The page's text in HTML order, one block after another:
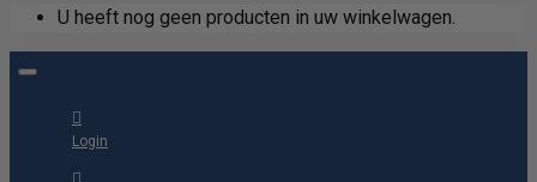
U heeft nog geen producten in uw winkelwagen.
Login